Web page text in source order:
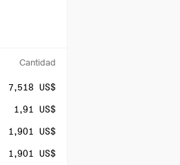
Cantidad
7,518 US$
1,91 US$
1,901 US$
1,901 US$